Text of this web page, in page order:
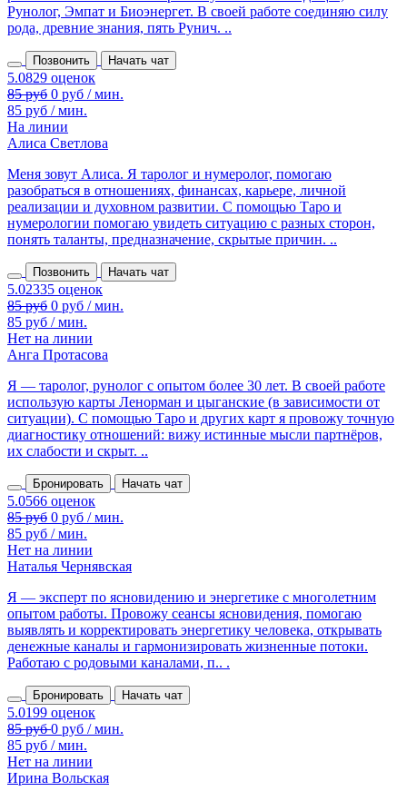
Рунолог, Эмпат и Биоэнергет. В своей работе соединяю силу
рода, древние знания, пять Рунич. ..
Позвонить Начать чат
85 руб 0 руб / мин.
85 руб / мин.
На линии
Алиса Светлова
Меня зовут Алиса. Я таролог и нумеролог, помогаю
разобраться в отношениях, финансах, карьере, личной
реализации и духовном развитии. С помощью Таро и
нумерологии помогаю увидеть ситуацию с разных сторон,
понять таланты, предназначение, скрытые причин. ..
Позвонить Начать чат
85 руб 0 руб / мин.
85 руб / мин.
Нет на линии
Анга Протасова
Я — таролог, рунолог с опытом более 30 лет. В своей работе
использую карты Ленорман и цыганские (в зависимости от
ситуации). С помощью Таро и других карт я провожу точную
диагностику отношений: вижу истинные мысли партнёров,
их слабости и скрыт. ..
Бронировать Начать чат
85 руб 0 руб / мин.
85 руб / мин.
Нет на линии
Наталья Чернявская
Я — эксперт по ясновидению и энергетике с многолетним
опытом работы. Провожу сеансы ясновидения, помогаю
выявлять и корректировать энергетику человека, открывать
денежные каналы и гармонизировать жизненные потоки.
Работаю с родовыми каналами, п.. .
Бронировать Начать чат
85 руб / мин.
Нет на линии
Ирина Вольская